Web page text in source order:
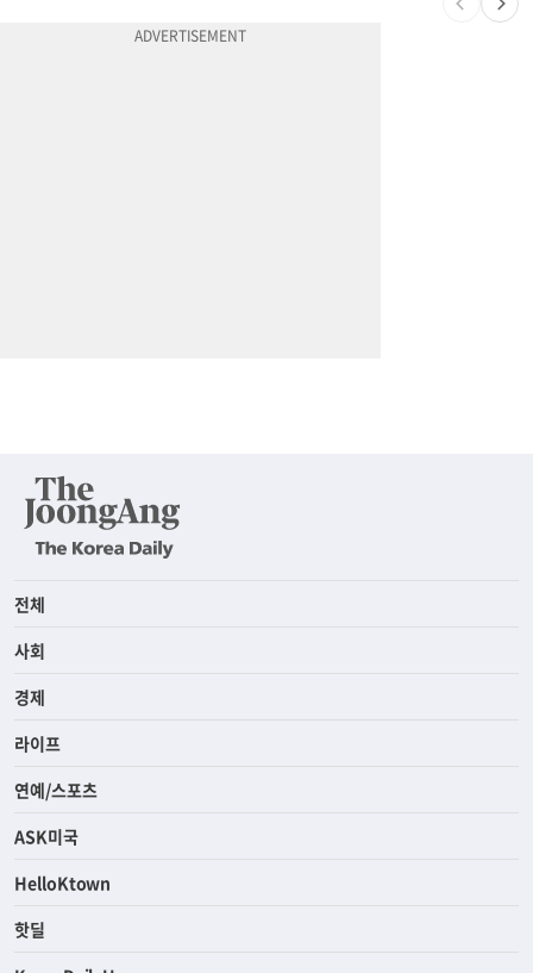
전체
사회
경제
라이프
연예/스포츠
ASK미국
HelloKtown
핫딜